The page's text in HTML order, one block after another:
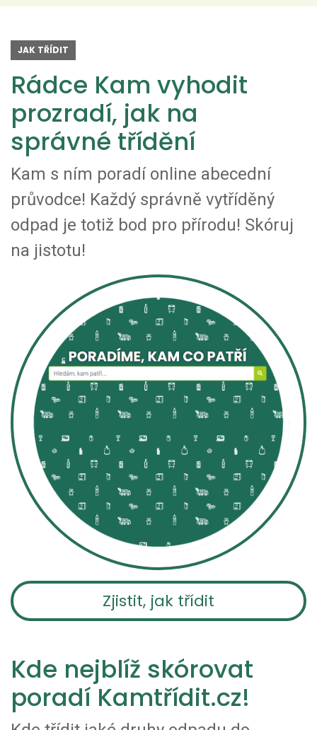
JAK TŘÍDIT
Rádce Kam vyhodit
prozradí, jak na
správné třídění
Kam s ním poradí online abecední
průvodce! Každý správně vytříděný
odpad je totiž bod pro přírodu! Skóruj
na jistotu!
Zjistit, jak třídit
Kde nejblíž skórovat
poradí Kamtřídit.cz!